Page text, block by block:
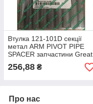
Втулка 121-101D секції
метал ARM PIVOT PIPE
SPACER запчастини Great
256,88 ₴
Про нас